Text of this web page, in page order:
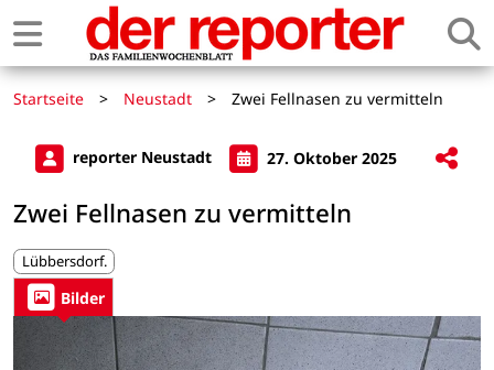
Startseite > Neustadt > Zwei Fellnasen zu vermitteln
reporter Neustadt 27. Oktober 2025
Zwei Fellnasen zu vermitteln
Lübbersdorf.
Bilder